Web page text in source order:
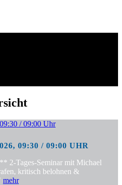
09:30 / 09:00 UHR
Tages-Seminar mit Michael
kritisch belohnen &
mehr